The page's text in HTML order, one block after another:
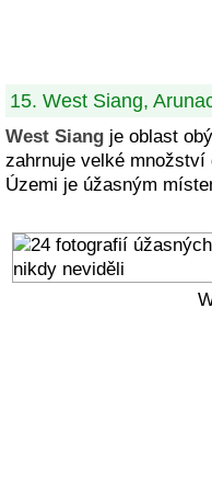
15. West Siang,
West Siang je oblast
zahrnuje velké množství
Územi je úžasným